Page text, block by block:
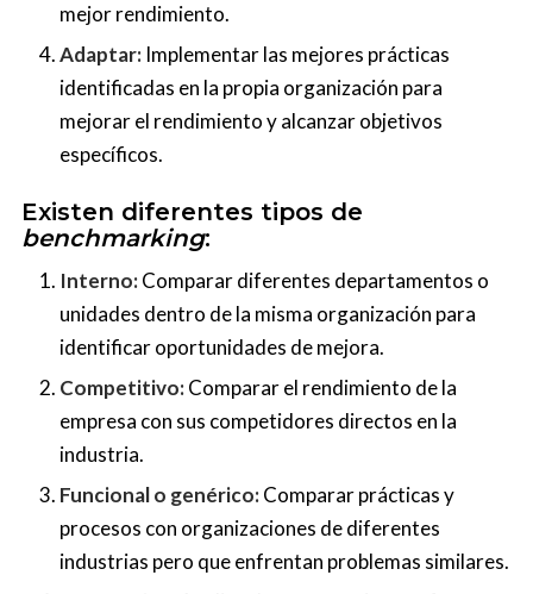
mejor rendimiento.
Adaptar:Implementar las mejores prácticas
identificadas en la propia organización para
mejorar el rendimiento y alcanzar objetivos
específicos.
Existen diferentes tipos de
benchmarking:
Interno:Comparar diferentes departamentos o
unidades dentro de la misma organización para
identificar oportunidades de mejora.
Competitivo:Comparar el rendimiento de la
empresa con sus competidores directos en la
industria.
Funcional o genérico:Comparar prácticas y
procesos con organizaciones de diferentes
industrias pero que enfrentan problemas similares.